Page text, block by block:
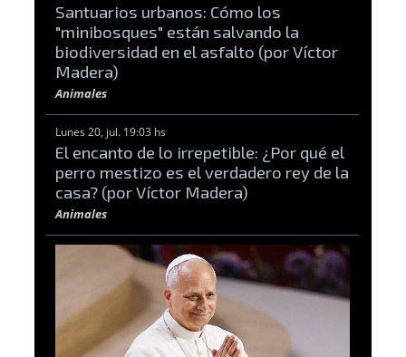
Santuarios urbanos: Cómo los
"minibosques" están salvando la
biodiversidad en el asfalto (por Víctor
Madera)
Animales
Lunes 20, jul. 19:03 hs
El encanto de lo irrepetible: ¿Por qué el
perro mestizo es el verdadero rey de la
casa? (por Víctor Madera)
Animales